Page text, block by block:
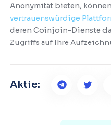
Anonymität bieten,
vertrauenswürdige
deren Coinjoin-Dienste
Zugriffs auf Ihre
Aktie: